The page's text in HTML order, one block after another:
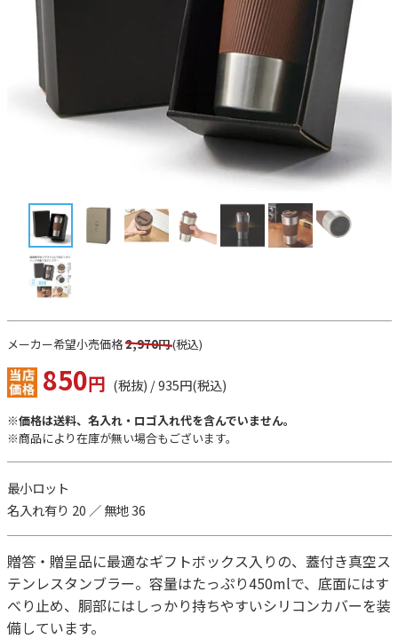
メーカー希望小売価格2,970円(税込)
850円 (税抜) / 935円(税込)
※価格は送料、名入れ・ロゴ入れ代を含んでいません。
※商品により在庫が無い場合もございます。
最小ロット
名入れ有り 20 ／ 無地 36
贈答・贈呈品に最適なギフトボックス入りの、蓋付き真空ス
テンレスタンブラー。容量はたっぷり450mlで、底面にはす
べり止め、胴部にはしっかり持ちやすいシリコンカバーを装
備しています。